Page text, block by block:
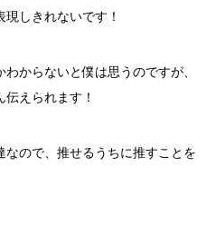
しきれないです！
からないと僕は思うのですが、
えられます！
ので、推せるうちに推すことを